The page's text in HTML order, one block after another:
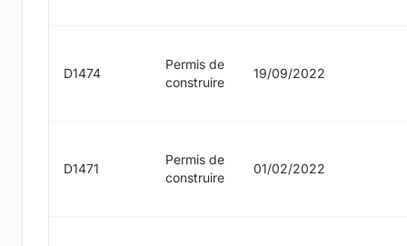
D1474
Permis de
construire
19/09/2022
D1471
Permis de
construire
01/02/2022